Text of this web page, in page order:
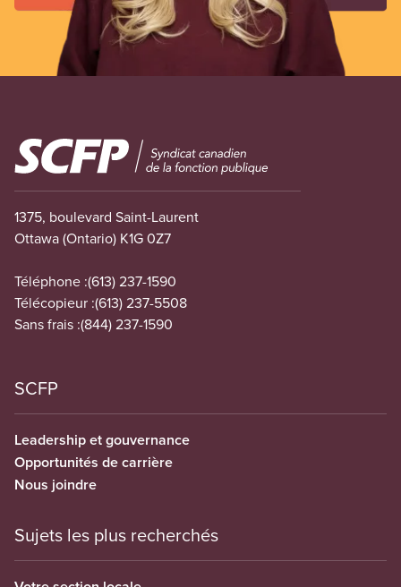
Image
1375, boulevard Saint-Laurent
Ottawa (Ontario) K1G 0Z7
Téléphone :(613) 237-1590
Télécopieur :(613) 237-5508
Sans frais :(844) 237-1590
SCFP
Leadership et gouvernance
Opportunités de carrière
Nous joindre
Sujets les plus recherchés